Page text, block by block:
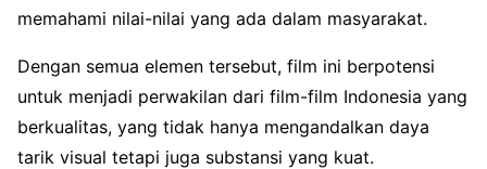
memahami nilai-nilai yang ada dalam masyarakat.
Dengan semua elemen tersebut, film ini berpotensi
untuk menjadi perwakilan dari film-film Indonesia yang
berkualitas, yang tidak hanya mengandalkan daya
tarik visual tetapi juga substansi yang kuat.